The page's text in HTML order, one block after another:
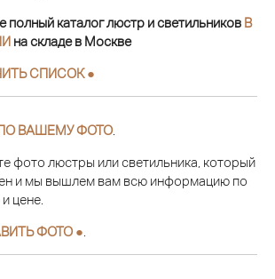
полный каталог люстр и светильников В
на складе в Москве
СПИСОК ●
ВАШЕМУ ФОТО
фото люстры или светильника, который
и мы вышлем вам всю информацию по
цене.
ФОТО ●